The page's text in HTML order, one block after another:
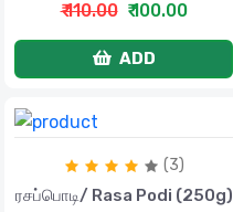
₹ 110.00 ₹ 100.00
ADD
(3)
ரசப்பொடி/ Rasa Podi (250g)